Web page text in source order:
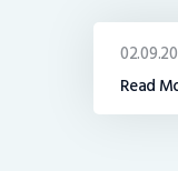
Read